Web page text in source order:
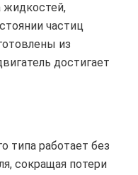
жидкостей,
частиц
из
достигает
типа работает без
сокращая потери